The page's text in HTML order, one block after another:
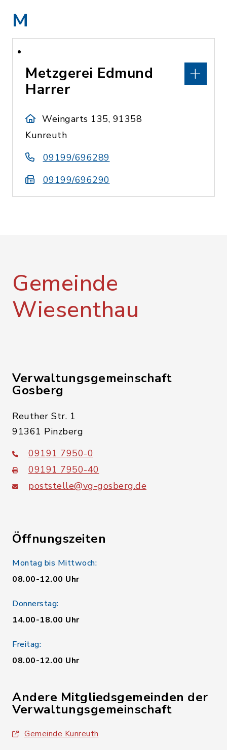
M
Metzgerei Edmund
Harrer
Weingarts 135, 91358
Kunreuth
09199/696289
09199/696290
Gemeinde
Wiesenthau
Verwaltungsgemeinschaft
Gosberg
Reuther Str. 1
91361 Pinzberg
09191 7950-0
09191 7950-40
poststelle@vg-gosberg.de
Öffnungszeiten
Montag bis Mittwoch:
08.00-12.00 Uhr
Donnerstag:
14.00-18.00 Uhr
Freitag:
08.00-12.00 Uhr
Andere Mitgliedsgemeinden der
Verwaltungsgemeinschaft
Gemeinde Kunreuth